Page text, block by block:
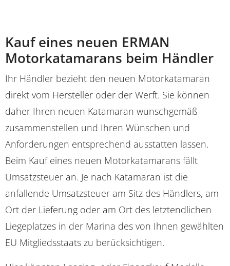
Kauf eines neuen ERMAN
Motorkatamarans beim Händler
Ihr Händler bezieht den neuen Motorkatamaran
direkt vom Hersteller oder der Werft. Sie können
daher Ihren neuen Katamaran wunschgemäß
zusammenstellen und Ihren Wünschen und
Anforderungen entsprechend ausstatten lassen.
Beim Kauf eines neuen Motorkatamarans fällt
Umsatzsteuer an. Je nach Katamaran ist die
anfallende Umsatzsteuer am Sitz des Händlers, am
Ort der Lieferung oder am Ort des letztendlichen
Liegeplatzes in der Marina des von Ihnen gewählten
EU Mitgliedsstaats zu berücksichtigen.